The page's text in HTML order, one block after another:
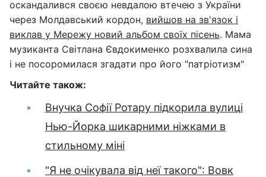
оскандалився своєю невдалою втечею з України
через Молдавський кордон, вийшов на зв'язок і
виклав у Мережу новий альбом своїх пісень. Мама
музиканта Світлана Євдокименко розхвалила сина
і не посоромилася згадати про його "патріотизм"
Читайте також:
Внучка Софії Ротару підкорила вулиці
Нью-Йорка шикарними ніжками в
стильному міні
"Я не очікувала від неї такого": Вовк